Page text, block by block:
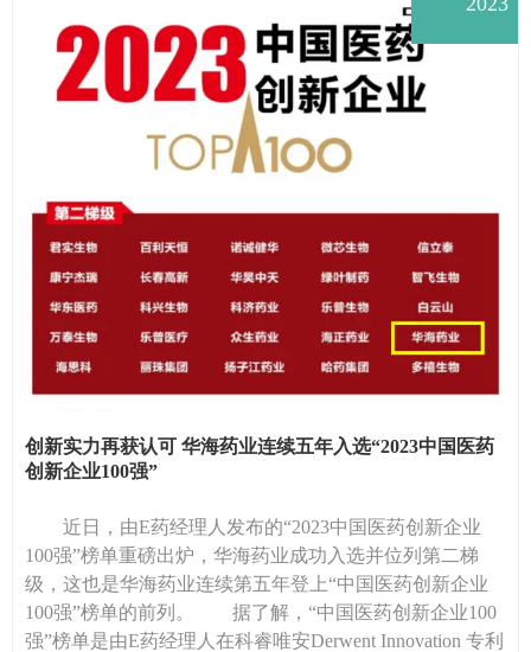
创新实力再获认可 华海药业连续五年入选“2023中国医药
创新企业100强”
近日，由E药经理人发布的“2023中国医药创新企业
100强”榜单重磅出炉，华海药业成功入选并位列第二梯
级，这也是华海药业连续第五年登上“中国医药创新企业
100强”榜单的前列。 据了解，“中国医药创新企业100
强”榜单是由E药经理人在科睿唯安Derwent Innovation 专利